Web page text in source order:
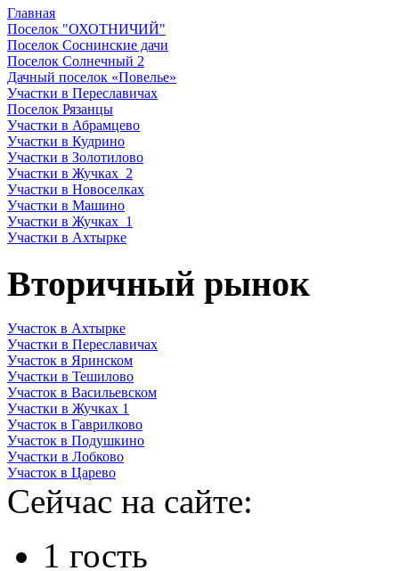
Главная
Поселок "ОХОТНИЧИЙ"
Поселок Соснинские дачи
Поселок Солнечный 2
Дачный поселок «Повелье»
Участки в Переславичах
Поселок Рязанцы
Участки в Абрамцево
Участки в Кудрино
Участки в Золотилово
Участки в Жучках_2
Участки в Новоселках
Участки в Машино
Участки в Жучках_1
Участки в Ахтырке
Вторичный рынок
Участок в Ахтырке
Участки в Переславичах
Участок в Яринском
Участки в Тешилово
Участок в Васильевском
Участки в Жучках 1
Участок в Гаврилково
Участок в Подушкино
Участки в Лобково
Участок в Царево
Сейчас на сайте:
1 гость